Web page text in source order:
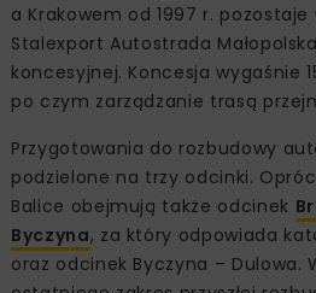
a Krakowem od 1997 r. pozostaje
Stalexport Autostrada
koncesyjnej. Koncesja wygaśnie
po czym zarządzanie trasą
Przygotowania do rozbudowy
podzielone na trzy odcinki.
Balice obejmują także odcinek
Byczyna, za który odpowiada
oraz odcinek Byczyna – Dulowa.